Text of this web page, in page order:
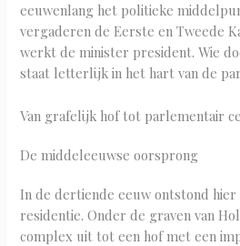
eeuwenlang het politieke
vergaderen de Eerste en Tweede
werkt de minister president. Wie
staat letterlijk in het hart van de
Van grafelijk hof tot parlementair
De middeleeuwse oorsprong
In de dertiende eeuw ontstond
residentie. Onder de graven van
complex uit tot een hof met een